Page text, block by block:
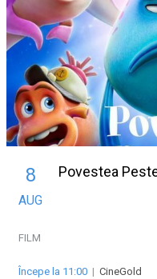
8
AUG
Povestea
FILM
Începe la 11:00 | CineGold